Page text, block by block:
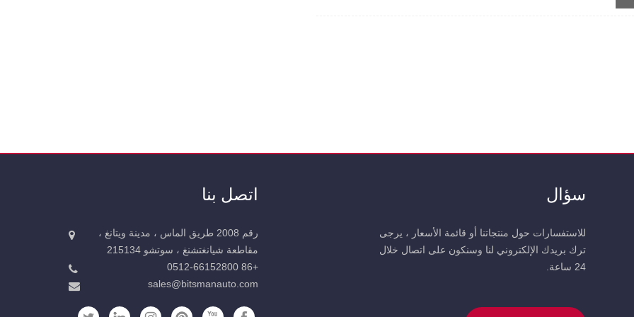
المجموعة في سيارتك في جميع الأوقات لمزيد من راحة البال.
سؤال
للاستفسارات حول منتجاتنا أو قائمة الأسعار ، يرجى
ترك بريدك الإلكتروني لنا وسنكون على اتصال خلال
24 ساعة.
اتصل بنا
رقم 2008 طريق الماس ، مدينة ويتانغ ،
مقاطعة شيانغتشنغ ، سوتشو 215134
+86 0512-66152800
sales@bitsmanauto.com